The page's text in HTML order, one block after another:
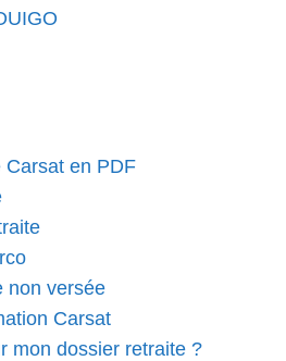
Carsat en PDF
non versée
Carsat
mon dossier retraite ?